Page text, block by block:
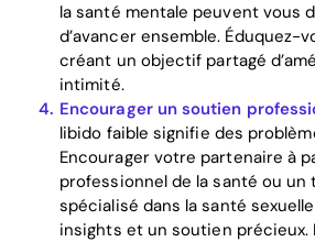
la santé mentale peuvent vous
d’avancer ensemble. Éduquez-
créant un objectif partagé
intimité.
Encourager un soutien
libido faible signifie des
Encourager votre partenaire à
professionnel de la santé ou un
spécialisé dans la santé
insights et un soutien précieux.